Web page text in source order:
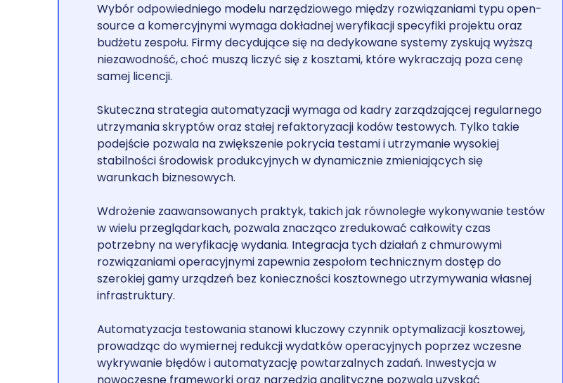
Wybór odpowiedniego modelu narzędziowego między rozwiązaniami typu open-
source a komercyjnymi wymaga dokładnej weryfikacji specyfiki projektu oraz
budżetu zespołu. Firmy decydujące się na dedykowane systemy zyskują wyższą
niezawodność, choć muszą liczyć się z kosztami, które wykraczają poza cenę
samej licencji.
Skuteczna strategia automatyzacji wymaga od kadry zarządzającej regularnego
utrzymania skryptów oraz stałej refaktoryzacji kodów testowych. Tylko takie
podejście pozwala na zwiększenie pokrycia testami i utrzymanie wysokiej
stabilności środowisk produkcyjnych w dynamicznie zmieniających się
warunkach biznesowych.
Wdrożenie zaawansowanych praktyk, takich jak równoległe wykonywanie testów
w wielu przeglądarkach, pozwala znacząco zredukować całkowity czas
potrzebny na weryfikację wydania. Integracja tych działań z chmurowymi
rozwiązaniami operacyjnymi zapewnia zespołom technicznym dostęp do
szerokiej gamy urządzeń bez konieczności kosztownego utrzymywania własnej
infrastruktury.
Automatyzacja testowania stanowi kluczowy czynnik optymalizacji kosztowej,
prowadząc do wymiernej redukcji wydatków operacyjnych poprzez wczesne
wykrywanie błędów i automatyzację powtarzalnych zadań. Inwestycja w